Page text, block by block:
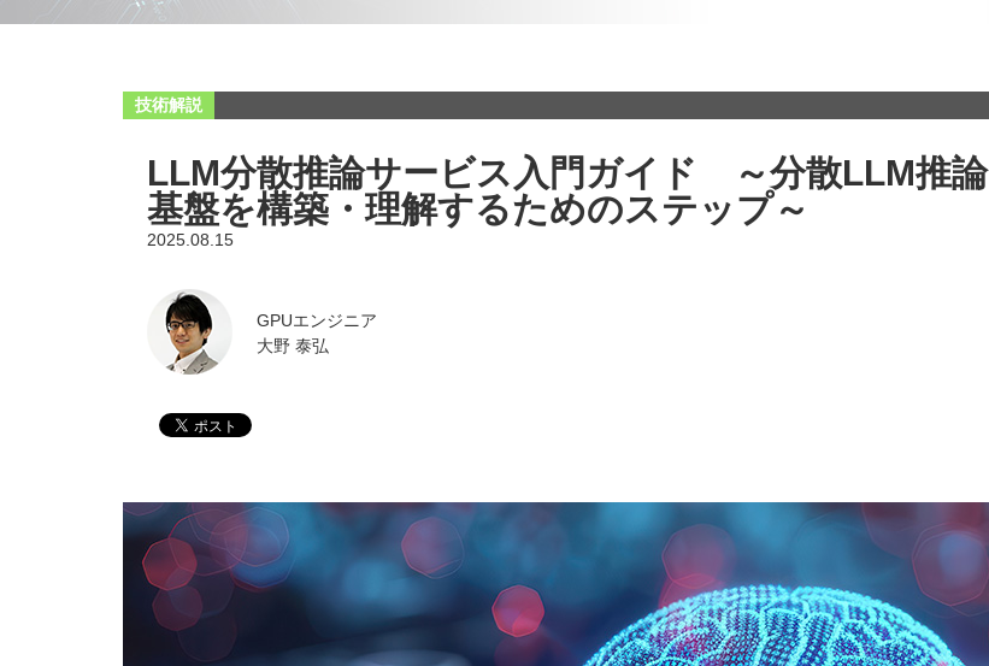
技術解説
LLM分散推論サービス入門ガイド ～分散LLM推論
基盤を構築・理解するためのステップ～
2025.08.15
GPUエンジニア
大野 泰弘